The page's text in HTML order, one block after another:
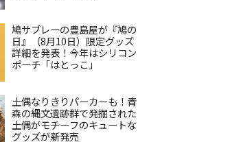
鳩サブレーの豊島屋が『鳩の
日』（8月10日）限定グッズ
詳細を発表！今年はシリコン
ポーチ「はとっこ」
土偶なりきりパーカーも！青
森の縄文遺跡群で発掘された
土偶がモチーフのキュートな
グッズが新発売